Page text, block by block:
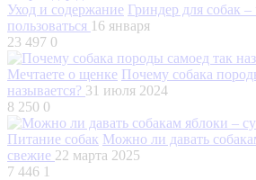
Уход и содержание Гриндер для собак
пользоваться 16 января
23 497 0
Мечтаете о щенке Почему собака
называется? 31 июля 2024
8 250 0
Питание собак Можно ли давать
свежие 22 марта 2025
7 446 1